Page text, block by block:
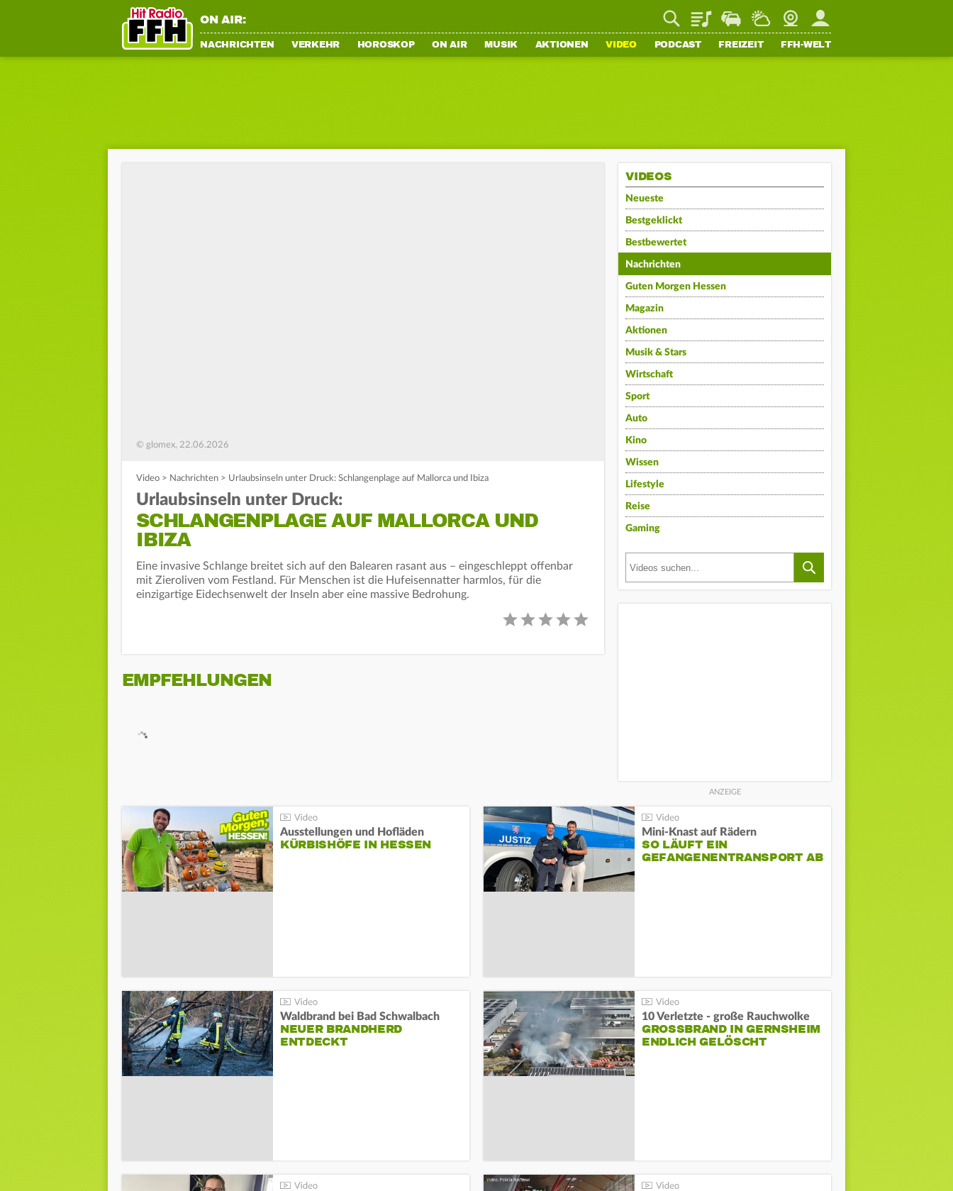
ON AIR: PlaylistStaupilotWetterWebcamMein FFH
NACHRICHTEN VERKEHR HOROSKOP ON AIR MUSIK AKTIONEN VIDEO PODCAST FREIZEIT FFH-WELT
© glomex, 22.06.2026
Video > Nachrichten > Urlaubsinseln unter Druck: Schlangenplage auf Mallorca und Ibiza
Urlaubsinseln unter Druck:
SCHLANGENPLAGE AUF MALLORCA UND
IBIZA
Eine invasive Schlange breitet sich auf den Balearen rasant aus – eingeschleppt offenbar
mit Zieroliven vom Festland. Für Menschen ist die Hufeisennatter harmlos, für die
einzigartige Eidechsenwelt der Inseln aber eine massive Bedrohung.
EMPFEHLUNGEN
VIDEOS
Neueste
Bestgeklickt
Bestbewertet
Nachrichten
Guten Morgen Hessen
Magazin
Aktionen
Musik & Stars
Wirtschaft
Sport
Auto
Kino
Wissen
Lifestyle
Reise
Gaming
Ausstellungen und Hofläden
KÜRBISHÖFE IN HESSEN
Mini-Knast auf Rädern
SO LÄUFT EIN
GEFANGENENTRANSPORT AB
Waldbrand bei Bad Schwalbach
NEUER BRANDHERD
ENTDECKT
10 Verletzte - große Rauchwolke
GROSSBRAND IN GERNSHEIM E
NDLICH GELÖSCHT